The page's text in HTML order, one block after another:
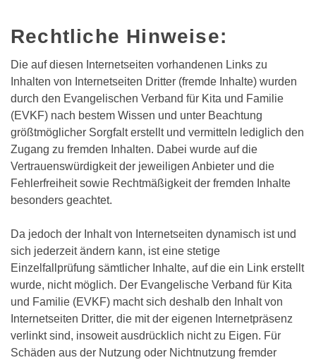
Rechtliche Hinweise:
Die auf diesen Internetseiten vorhandenen Links zu
Inhalten von Internetseiten Dritter (fremde Inhalte) wurden
durch den Evangelischen Verband für Kita und Familie
(EVKF) nach bestem Wissen und unter Beachtung
größtmöglicher Sorgfalt erstellt und vermitteln lediglich den
Zugang zu fremden Inhalten. Dabei wurde auf die
Vertrauenswürdigkeit der jeweiligen Anbieter und die
Fehlerfreiheit sowie Rechtmäßigkeit der fremden Inhalte
besonders geachtet.
Da jedoch der Inhalt von Internetseiten dynamisch ist und
sich jederzeit ändern kann, ist eine stetige
Einzelfallprüfung sämtlicher Inhalte, auf die ein Link erstellt
wurde, nicht möglich. Der Evangelische Verband für Kita
und Familie (EVKF) macht sich deshalb den Inhalt von
Internetseiten Dritter, die mit der eigenen Internetpräsenz
verlinkt sind, insoweit ausdrücklich nicht zu Eigen. Für
Schäden aus der Nutzung oder Nichtnutzung fremder